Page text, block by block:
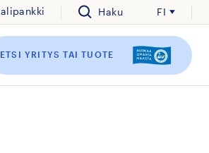
Haku FI
ETSI YRITYS TAI TUOTE